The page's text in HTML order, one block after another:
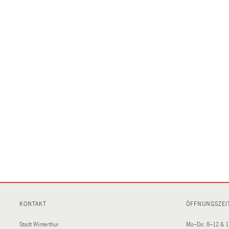
KONTAKT
Stadt Winterthur Mo–Do: 8–12 &